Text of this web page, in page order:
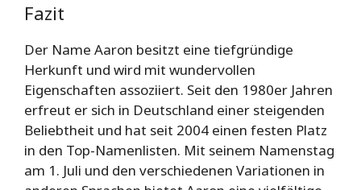
Fazit
Der Name Aaron besitzt eine tiefgründige
Herkunft und wird mit wundervollen
Eigenschaften assoziiert. Seit den 1980er Jahren
erfreut er sich in Deutschland einer steigenden
Beliebtheit und hat seit 2004 einen festen Platz
in den Top-Namenlisten. Mit seinem Namenstag
am 1. Juli und den verschiedenen Variationen in